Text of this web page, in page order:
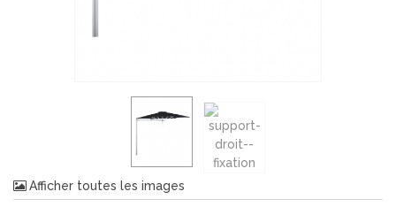
Afficher toutes les images